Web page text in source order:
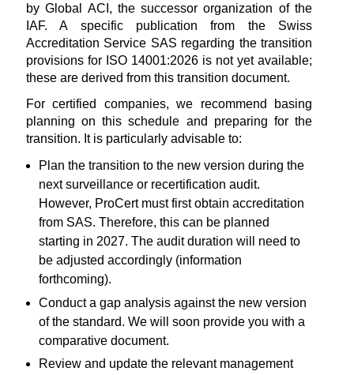
by Global ACI, the successor organization of the
IAF. A specific publication from the Swiss
Accreditation Service SAS regarding the transition
provisions for ISO 14001:2026 is not yet available;
these are derived from this transition document.
For certified companies, we recommend basing
planning on this schedule and preparing for the
transition. It is particularly advisable to:
Plan the transition to the new version during the
next surveillance or recertification audit.
However, ProCert must first obtain accreditation
from SAS. Therefore, this can be planned
starting in 2027. The audit duration will need to
be adjusted accordingly (information
forthcoming).
Conduct a gap analysis against the new version
of the standard. We will soon provide you with a
comparative document.
Review and update the relevant management